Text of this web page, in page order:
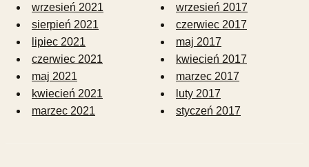
wrzesień 2021
sierpień 2021
lipiec 2021
czerwiec 2021
maj 2021
kwiecień 2021
marzec 2021
wrzesień 2017
czerwiec 2017
maj 2017
kwiecień 2017
marzec 2017
luty 2017
styczeń 2017